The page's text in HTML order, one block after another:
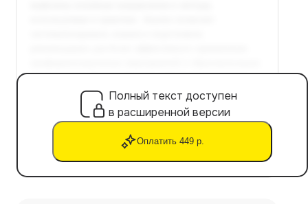
Полный текст доступен
в расширенной версии
Оплатить 449 р.